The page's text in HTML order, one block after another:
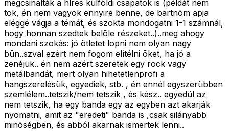
megcsinálták a híres külföldi csapatok is (példát nem
tok, én nem vagyok ennyire benne, de bartnõm apja
eléggé vágja a témát, és szokta mondogatni 1-1 számnál,
hogy honnan szedtek belõle részeket..)..meg ahogy
mondani szokás: jó ötletet lopni nem olyan nagy
bûn..szval ezért nem fogom elítélni õket, ha jó a
zenéjük.. én nem azért szeretek egy rock vagy
metálbandát, mert olyan hihetetlenprofi a
hangszerelésük, egyediek, stb. , én ennél egyszerübben
szemlélem..tetszik/nem tetszik , és kész.. egyedül az
nem tetszik, ha egy banda egy az egyben azt akarják
nyomatni, amit az "eredeti" banda is ,csak silányabb
minõségben, és abból akarnak ismertek lenni..